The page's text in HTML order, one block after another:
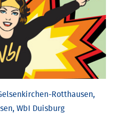
Rotthausen,
WbI Duisburg